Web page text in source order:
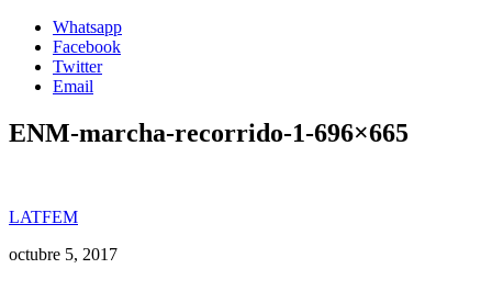
Whatsapp
Facebook
Twitter
Email
ENM-marcha-recorrido-1-696×665
LATFEM
octubre 5, 2017